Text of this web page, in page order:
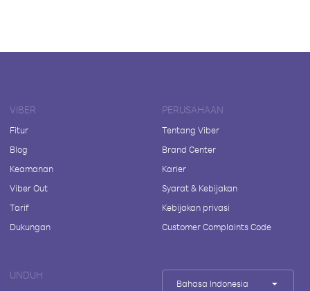
VIBER
Fitur
Blog
Keamanan
Viber Out
Tarif
Dukungan
PERUSAHAAN
Tentang Viber
Brand Center
Karier
Syarat & Kebijakan
Kebijakan privasi
Customer Complaints Code
UNDUH
Bahasa Indonesia